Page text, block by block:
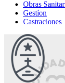
Obras
Gestíon
Castraciones